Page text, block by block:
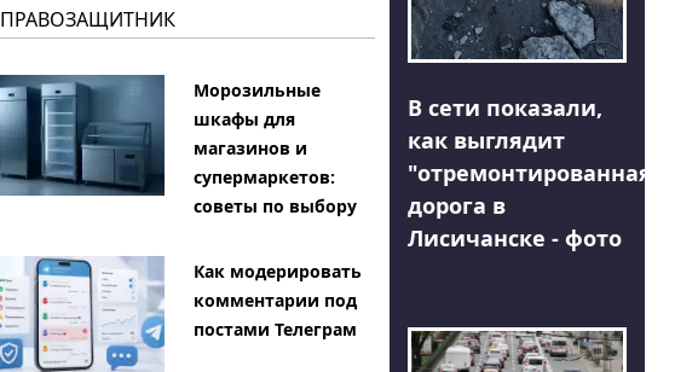
ПРАВОЗАЩИТНИК
Морозильные
шкафы для
магазинов и
супермаркетов:
советы по выбору
Как модерировать
комментарии под
постами Телеграм
В сети показали,
как выглядит
"отремонтированная"
дорога в
Лисичанске - фото